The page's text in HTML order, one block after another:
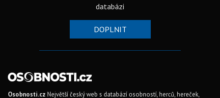
databázi
DOPLNIT
Osobnosti.cz Největší český web s databází osobností, herců, hereček,